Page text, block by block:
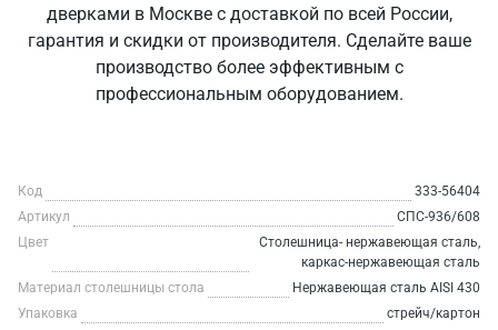
дверками в Москве с доставкой по всей России,
гарантия и скидки от производителя. Сделайте ваше
производство более эффективным с
профессиональным оборудованием.
Код
333-56404
Артикул
СПС-936/608
Цвет
Столешница- нержавеющая сталь,
каркас-нержавеющая сталь
Материал столешницы стола
Нержавеющая сталь AISI 430
Упаковка
стрейч/картон